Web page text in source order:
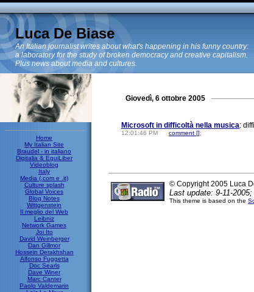
Luca De Biase
An Italian journalist writes about what's happening in his funny country:
a laboratory for the study of broken democracy and creative capitalism.
Plus news about media and cultures.
Home
My Italian Site
Braudel - in italiano
Digitalia & EquiLiber
Videoblog
Italy
Media (.com e .it)
Culture splash
Global Voices
Blog Notes
Wittgenstein
Il meglio del Web
Leibniz
Network Games
Joi Ito
David Weinberger
Dan Gillmor
Hossein Derakhshan
Alfonso Fuggetta
Doc Searls
Dave Winer
Marc Canter
Paolo Valdemarin
Giovedì, 6 ottobre 2005
Microsoft in difficoltà nella musica:
12:01:46 PM comment [];
© Copyright 2005 Luca
Last update: 9-11-2005;
This theme is based on the